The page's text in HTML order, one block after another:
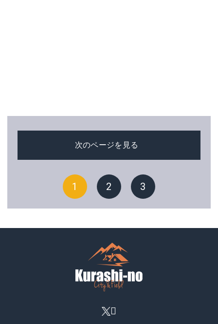
次のページを見る
1 2 3